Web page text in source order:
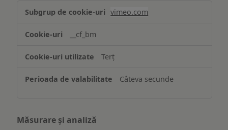
Asigurarea
funcționalităților
website-
ului
vimeo.com
__cf_bm
Terț
Câteva secunde
Măsurare și analiză